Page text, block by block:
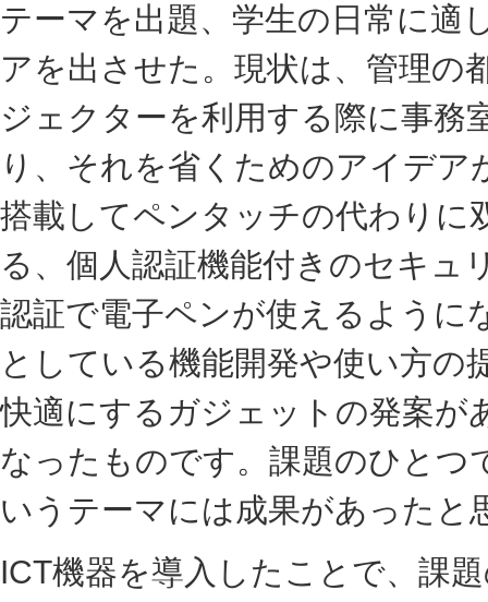
テーマを出題、学生の日常に適
アを出させた。現状は、管理の
ジェクターを利用する際に事務
り、それを省くためのアイデ
搭載してペンタッチの代わりに
る、個人認証機能付きのセキュ
認証で電子ペンが使えるように
としている機能開発や使い方の
快適にするガジェットの発案が
なったものです。課題のひとつ
いうテーマには成果があったと
ICT機器を導入したことで、課